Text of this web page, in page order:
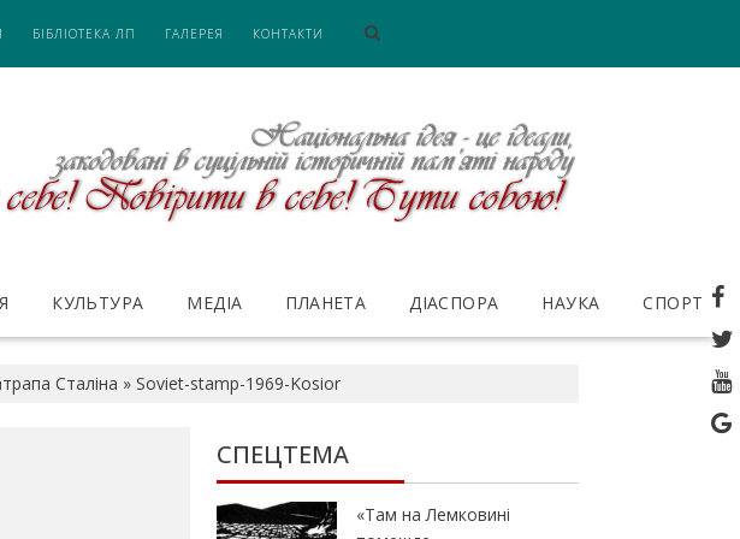
БІБЛІОТЕКА ЛП ГАЛЕРЕЯ КОНТАКТИ
КУЛЬТУРА МЕДІА ПЛАНЕТА ДІАСПОРА НАУКА СПОРТ
Сталіна » Soviet-stamp-1969-Kosior
СПЕЦТЕМА
«Там на Лемковині